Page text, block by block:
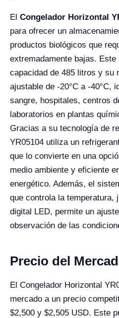
El Congelador Horizontal
para ofrecer un
productos biológicos que
extremadamente bajas.
capacidad de 485 litros y su
ajustable de -20°C a -40°C,
sangre, hospitales, centros
laboratorios en plantas
Gracias a su tecnología de
YR05104 utiliza un
que lo convierte en una
medio ambiente y eficiente
energético. Además, el
que controla la temperatura,
digital LED, permite un
observación de las
Precio del
El Congelador Horizontal
mercado a un precio
$2,500 y $2,505 USD. Este